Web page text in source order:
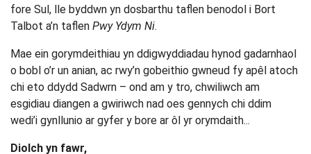
fore Sul, lle byddwn yn dosbarthu taflen benodol i Bort
Talbot a’n taflen Pwy Ydym Ni.
Mae ein gorymdeithiau yn ddigwyddiadau hynod gadarnhaol
o bobl o’r un anian, ac rwy’n gobeithio gwneud fy apêl atoch
chi eto ddydd Sadwrn – ond am y tro, chwiliwch am
esgidiau diangen a gwiriwch nad oes gennych chi ddim
wedi’i gynllunio ar gyfer y bore ar ôl yr orymdaith...
Diolch yn fawr,